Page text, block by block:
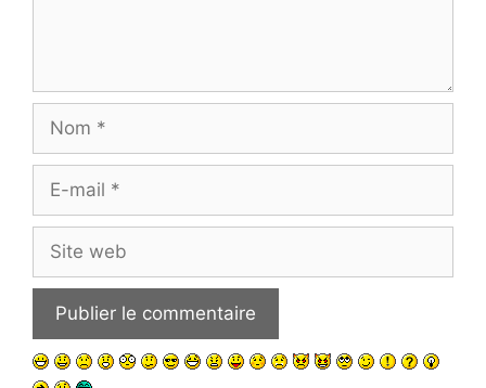
mail
web